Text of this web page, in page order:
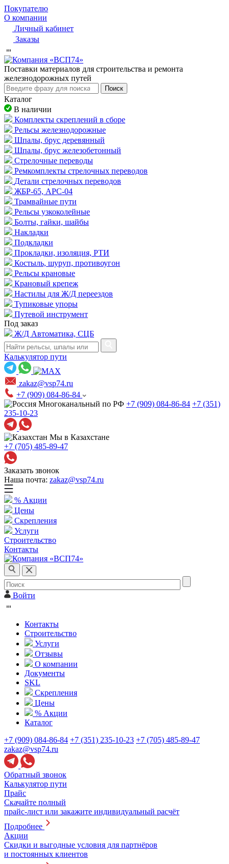
Покупателю
О компании
Личный кабинет
Заказы
Пocтaвки мaтepиaлoв для cтpoитeльcтвa и peмoнтa
жeлeзнoдopoжныx путeй
Поиск
Каталог
В наличии
Комплекты скреплений в сборе
Рельсы железнодорожные
Шпалы, брус деревянный
Шпалы, брус железобетонный
Стрелочные переводы
Ремкомплекты стрелочных переводов
Детали стрелочных переводов
ЖБР-65, АРС-04
Трамвайные пути
Рельсы узкоколейные
Болты, гайки, шайбы
Накладки
Подкладки
Прокладки, изоляция, РТИ
Костыль, шуруп, противоугон
Рельсы крановые
Крановый крепеж
Настилы для Ж/Д переездов
Тупиковые упоры
Путевой инструмент
Под заказ
Ж/Д Автоматика, СЦБ
Калькулятор пути
zakaz@vsp74.ru
+7 (909) 084-86-84
Многоканальный по РФ +7 (909) 084-86-84 +7 (351)
235-10-23
Мы в Казахстане
+7 (705) 485-89-47
Заказать звонок
Наша почта: zakaz@vsp74.ru
% Акции
Цены
Скрепления
Услуги
Строительство
Контакты
Войти
Контакты
Строительство
Услуги
Отзывы
О компании
Документы
SKL
Скрепления
Цены
% Акции
Каталог
+7 (909) 084-86-84 +7 (351) 235-10-23 +7 (705) 485-89-47
zakaz@vsp74.ru
Обратный звонок
Калькулятор пути
Прайс
Скачайте полный
прайс-лист или закажите индивидуальный расчёт
Подробнее
Акции
Скидки и выгодные условия для партнёров
и постоянных клиентов